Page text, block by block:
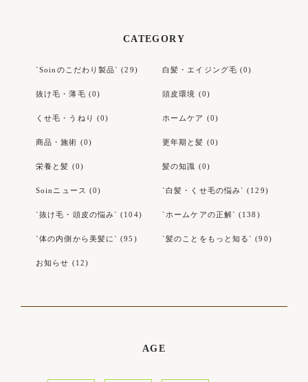
CATEGORY
`Soinのこだわり製品` (29) 白髪・エイジング毛 (0)
抜け毛・薄毛 (0) 頭皮環境 (0)
くせ毛・うねり (0) ホームケア (0)
商品・施術 (0) 更年期と髪 (0)
栄養と髪 (0) 髪の知識 (0)
Soinニュース (0) `白髪・くせ毛の悩み` (129)
`抜け毛・頭皮の悩み` (104) `ホームケアの正解` (138)
`体の内側から美髪に` (95) `髪のことをもっと知る` (90)
お知らせ (12)
AGE